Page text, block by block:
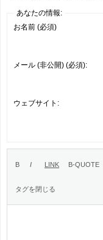
あなたの情報:
お名前 (必須)
メール (非公開) (必須):
ウェブサイト: